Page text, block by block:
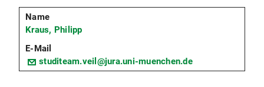
Kraus, Philipp
studiteam.veil@jura.uni-muenchen.de